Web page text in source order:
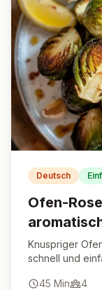
Deutsch
Ofen-
Knuspriger
schnell und
45 Min 4